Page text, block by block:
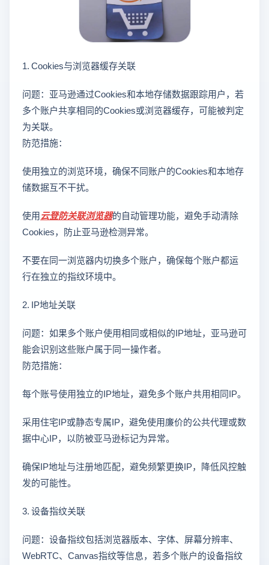
1. Cookies与浏览器缓存关联
问题：亚马逊通过Cookies和本地存储数据跟踪用户，若
多个账户共享相同的Cookies或浏览器缓存，可能被判定
为关联。
防范措施：
使用独立的浏览环境，确保不同账户的Cookies和本地存
储数据互不干扰。
使用云登防关联浏览器的自动管理功能，避免手动清除
Cookies，防止亚马逊检测异常。
不要在同一浏览器内切换多个账户，确保每个账户都运
行在独立的指纹环境中。
2. IP地址关联
问题：如果多个账户使用相同或相似的IP地址，亚马逊可
能会识别这些账户属于同一操作者。
防范措施：
每个账号使用独立的IP地址，避免多个账户共用相同IP。
采用住宅IP或静态专属IP，避免使用廉价的公共代理或数
据中心IP，以防被亚马逊标记为异常。
确保IP地址与注册地匹配，避免频繁更换IP，降低风控触
发的可能性。
3. 设备指纹关联
问题：设备指纹包括浏览器版本、字体、屏幕分辨率、
WebRTC、Canvas指纹等信息，若多个账户的设备指纹